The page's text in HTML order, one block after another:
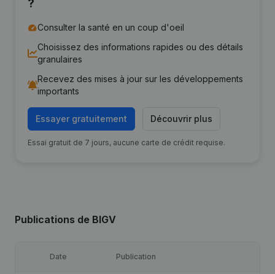
?
Consulter la santé en un coup d'oeil
Choisissez des informations rapides ou des détails
granulaires
Recevez des mises à jour sur les développements
importants
Essayer gratuitement Découvrir plus
Essai gratuit de 7 jours, aucune carte de crédit requise.
Publications de BIGV
Date Publication